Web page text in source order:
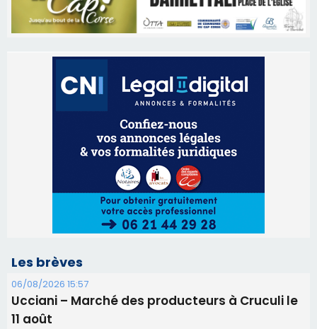
Les brèves
06/08/2026 15:57
Ucciani – Marché des producteurs à Cruculi le
11 août